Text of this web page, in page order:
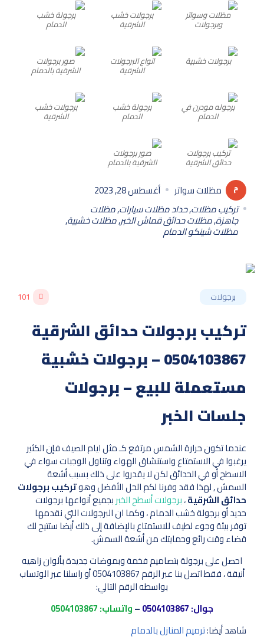
مظلات وسواتر
وبرجولات
برجولات خشب
الشرقية
برجولة خشب
الدمام
برجولات خشبية انواع البرجولات
الشرقية
صور برجولات
الشرقية بالدمام
برجوله مودرن في
الدمام
برجولة خشب
الدمام
برجولات خشب
الشرقية
تركيب برجولات
حدائق الشرقية
صور برجولات
الشرقية بالدمام
مظلات سواتر
أغسطس 28, 2023
تركيب مظلات,حداد مظلات سيارات,مظلات
جاهزة,مظلات حدائق قماش الخبر,مظلات خشبية,
مظلات شينكو الدمام
برجولات 101
تركيب برجولات حدائق الشرقية
0504103867 – برجولات خشبية
مستعملة للبيع – برجولات
جلسات الخبر
عندما تكون حرارة الشمس مرتفع كـ مثل ايام الصيف فإن الكثير
يرغبوا في الاستمتاع واستنشاق الهواء وتناول الوجبات سواء في
الاسطح أو في الحدائق لكن لا يقدروا على ذلك بسبب أشعة
السمش , لهذا فقد وفرنا لكم الحل الأفضل وهوتركيب برجولات
حدائق الشرقية،برجولات أسطح الخبربجميع أنواعها برجولات
حديد أو برجولة خشب الدمام ، وكما ان البرجولات التي نقدمها
توفر بيئة وجوء لطيف للاستمتاع بالإضافة إلى ذلك أيضا ستتيح لك
قضاء وقت رائع وحمايتك من أشعة السمش.
احصل على برجولة بتصاميم فخمة وبموضات جديدة بألوان زاهيه
أنيقة ، فقط اتصل بنا عبر الرقم 0504103867 أو راسلنا عبر الوتساب
بواسطه الرقم التالي:
جوال:0504103867
–واتساب:0504103867
شاهد أيضا:ترميم المنازل بالدمام